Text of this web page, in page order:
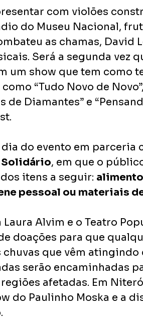
com violões
do Museu Nacional,
as chamas, David
Será a segunda vez
um show que tem como
“Tudo Novo de
de Diamantes” e
do evento em parceria
Solidário, em que o
itens a seguir:
pessoal ou materiais
Alvim e o Teatro
doações para que
que vêm atingindo
serão encaminhadas
afetadas. Em
do Paulinho Moska e a
.